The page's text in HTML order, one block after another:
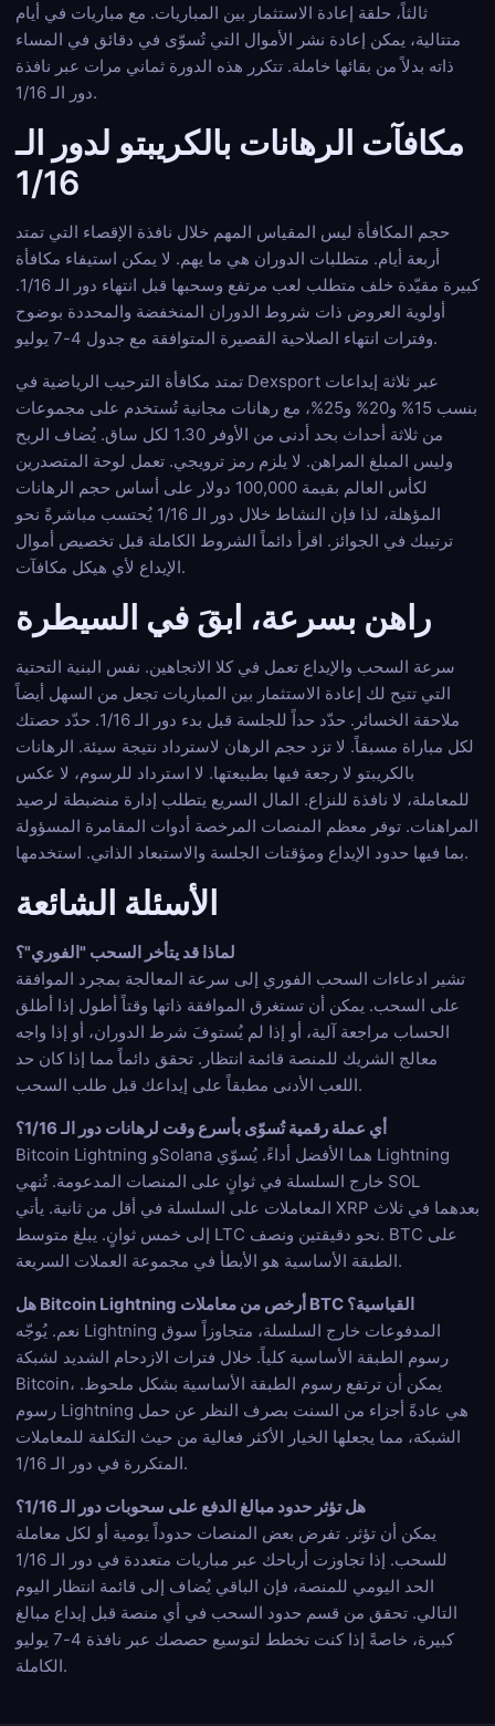
ثالثاً، حلقة إعادة الاستثمار بين المباريات. مع مباريات في أيام
متتالية، يمكن إعادة نشر الأموال التي تُسوّى في دقائق في المساء
ذاته بدلاً من بقائها خاملة. تتكرر هذه الدورة ثماني مرات عبر نافذة
دور الـ 1/16.
مكافآت الرهانات بالكريبتو لدور الـ
1/16
حجم المكافأة ليس المقياس المهم خلال نافذة الإقصاء التي تمتد
أربعة أيام. متطلبات الدوران هي ما يهم. لا يمكن استيفاء مكافأة
كبيرة مقيّدة خلف متطلب لعب مرتفع وسحبها قبل انتهاء دور الـ 1/16.
أولوية العروض ذات شروط الدوران المنخفضة والمحددة بوضوح
وفترات انتهاء الصلاحية القصيرة المتوافقة مع جدول 4-7 يوليو.
تمتد مكافأة الترحيب الرياضية في Dexsport عبر ثلاثة إيداعات
بنسب 15% و20% و25%، مع رهانات مجانية تُستخدم على مجموعات
من ثلاثة أحداث بحد أدنى من الأوفر 1.30 لكل ساق. يُضاف الربح
وليس المبلغ المراهن. لا يلزم رمز ترويجي. تعمل لوحة المتصدرين
لكأس العالم بقيمة 100,000 دولار على أساس حجم الرهانات
المؤهلة، لذا فإن النشاط خلال دور الـ 1/16 يُحتسب مباشرةً نحو
ترتيبك في الجوائز. اقرأ دائماً الشروط الكاملة قبل تخصيص أموال
الإيداع لأي هيكل مكافآت.
راهن بسرعة، ابقَ في السيطرة
سرعة السحب والإيداع تعمل في كلا الاتجاهين. نفس البنية التحتية
التي تتيح لك إعادة الاستثمار بين المباريات تجعل من السهل أيضاً
ملاحقة الخسائر. حدّد حداً للجلسة قبل بدء دور الـ 1/16. حدّد حصتك
لكل مباراة مسبقاً. لا تزد حجم الرهان لاسترداد نتيجة سيئة. الرهانات
بالكريبتو لا رجعة فيها بطبيعتها. لا استرداد للرسوم، لا عكس
للمعاملة، لا نافذة للنزاع. المال السريع يتطلب إدارة منضبطة لرصيد
المراهنات. توفر معظم المنصات المرخصة أدوات المقامرة المسؤولة
بما فيها حدود الإيداع ومؤقتات الجلسة والاستبعاد الذاتي. استخدمها.
الأسئلة الشائعة
لماذا قد يتأخر السحب "الفوري"؟
تشير ادعاءات السحب الفوري إلى سرعة المعالجة بمجرد الموافقة
على السحب. يمكن أن تستغرق الموافقة ذاتها وقتاً أطول إذا أطلق
الحساب مراجعة آلية، أو إذا لم يُستوفَ شرط الدوران، أو إذا واجه
معالج الشريك للمنصة قائمة انتظار. تحقق دائماً مما إذا كان حد
اللعب الأدنى مطبقاً على إيداعك قبل طلب السحب.
أي عملة رقمية تُسوّى بأسرع وقت لرهانات دور الـ 1/16؟
Bitcoin Lightning وSolana هما الأفضل أداءً. يُسوّي Lightning
خارج السلسلة في ثوانٍ على المنصات المدعومة. تُنهي SOL
المعاملات على السلسلة في أقل من ثانية. يأتي XRP بعدهما في ثلاث
إلى خمس ثوانٍ. يبلغ متوسط LTC نحو دقيقتين ونصف. BTC على
الطبقة الأساسية هو الأبطأ في مجموعة العملات السريعة.
هل Bitcoin Lightning أرخص من معاملات BTC القياسية؟
نعم. يُوجّه Lightning المدفوعات خارج السلسلة، متجاوزاً سوق
رسوم الطبقة الأساسية كلياً. خلال فترات الازدحام الشديد لشبكة
Bitcoin، يمكن أن ترتفع رسوم الطبقة الأساسية بشكل ملحوظ.
رسوم Lightning هي عادةً أجزاء من السنت بصرف النظر عن حمل
الشبكة، مما يجعلها الخيار الأكثر فعالية من حيث التكلفة للمعاملات
المتكررة في دور الـ 1/16.
هل تؤثر حدود مبالغ الدفع على سحوبات دور الـ 1/16؟
يمكن أن تؤثر. تفرض بعض المنصات حدوداً يومية أو لكل معاملة
للسحب. إذا تجاوزت أرباحك عبر مباريات متعددة في دور الـ 1/16
الحد اليومي للمنصة، فإن الباقي يُضاف إلى قائمة انتظار اليوم
التالي. تحقق من قسم حدود السحب في أي منصة قبل إيداع مبالغ
كبيرة، خاصةً إذا كنت تخطط لتوسيع حصصك عبر نافذة 4-7 يوليو
الكاملة.